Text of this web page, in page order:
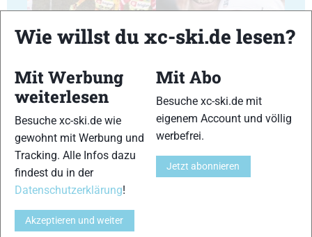
20
Wie willst du xc-ski.de lesen?
Mit Werbung
weiterlesen
Besuche xc-ski.de wie
gewohnt mit Werbung und
Tracking. Alle Infos dazu
findest du in der
Datenschutzerklärung!
Akzeptieren und weiter
Mit Abo
Besuche xc-ski.de mit
eigenem Account und völlig
werbefrei.
Jetzt abonnieren